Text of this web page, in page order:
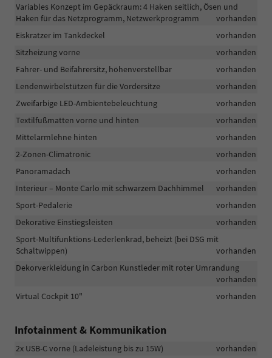
Variables Konzept im Gepäckraum: 4 Haken seitlich, Ösen und
Haken für das Netzprogramm, Netzwerkprogramm
vorhanden
Eiskratzer im Tankdeckel
vorhanden
Sitzheizung vorne
vorhanden
Fahrer- und Beifahrersitz, höhenverstellbar
vorhanden
Lendenwirbelstützen für die Vordersitze
vorhanden
Zweifarbige LED-Ambientebeleuchtung
vorhanden
Textilfußmatten vorne und hinten
vorhanden
Mittelarmlehne hinten
vorhanden
2-Zonen-Climatronic
vorhanden
Panoramadach
vorhanden
Interieur – Monte Carlo mit schwarzem Dachhimmel
vorhanden
Sport-Pedalerie
vorhanden
Dekorative Einstiegsleisten
vorhanden
Sport-Multifunktions-Lederlenkrad, beheizt (bei DSG mit
Schaltwippen)
vorhanden
Dekorverkleidung in Carbon Kunstleder mit roter Umrandung
vorhanden
Virtual Cockpit 10"
vorhanden
Infotainment & Kommunikation
2x USB-C vorne (Ladeleistung bis zu 15W)
vorhanden